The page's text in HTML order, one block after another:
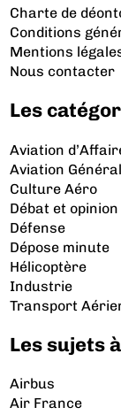
Charte de
Conditions
Mentions
Nous contacter
Les
Aviation
Aviation
Culture Aéro
Débat et opinion
Défense
Dépose minute
Hélicoptère
Industrie
Transport
Les sujets
Airbus
Air France